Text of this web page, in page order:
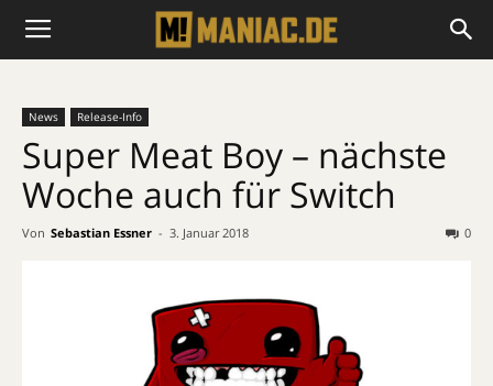
News Release-Info
Super Meat Boy – nächste
Woche auch für Switch
Von Sebastian Essner - 3. Januar 2018 0